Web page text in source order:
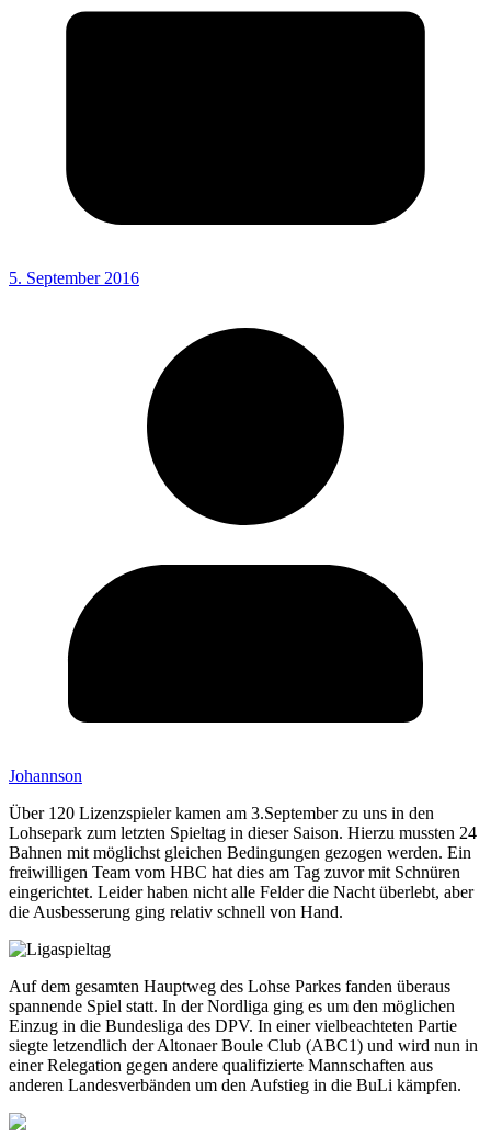
5. September 2016
Johannson
Über 120 Lizenzspieler kamen am 3.September zu uns in den
Lohsepark zum letzten Spieltag in dieser Saison. Hierzu mussten 24
Bahnen mit möglichst gleichen Bedingungen gezogen werden. Ein
freiwilligen Team vom HBC hat dies am Tag zuvor mit Schnüren
eingerichtet. Leider haben nicht alle Felder die Nacht überlebt, aber
die Ausbesserung ging relativ schnell von Hand.
Auf dem gesamten Hauptweg des Lohse Parkes fanden überaus
spannende Spiel statt. In der Nordliga ging es um den möglichen
Einzug in die Bundesliga des DPV. In einer vielbeachteten Partie
siegte letzendlich der Altonaer Boule Club (ABC1) und wird nun in
einer Relegation gegen andere qualifizierte Mannschaften aus
anderen Landesverbänden um den Aufstieg in die BuLi kämpfen.